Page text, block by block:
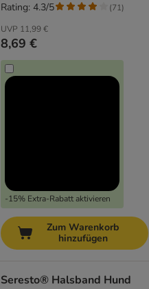
UVP 11,99 €
8,69 €
-15% Extra-Rabatt aktivieren
Rating: 4.3/5 (71)
Zum Warenkorb
hinzufügen
Seresto® Halsband Hund